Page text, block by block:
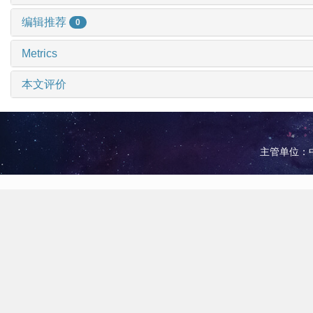
编辑推荐 0
Metrics
本文评价
主管单位：